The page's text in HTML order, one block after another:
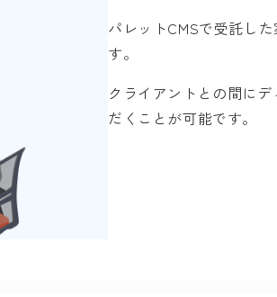
パレットCMSで受託し
す。
クライアントとの間に
だくことが可能です。